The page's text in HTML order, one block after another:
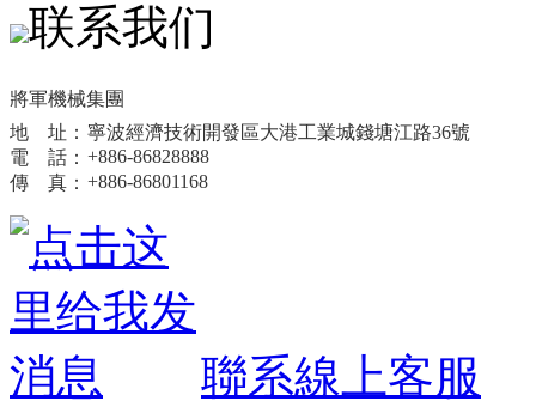
联系我们
將軍機械集團
地 址： 寧波經濟技術開發區大港工業城錢塘江路36號
電 話： +886-86828888
傳 真： +886-86801168
聯系線上客服